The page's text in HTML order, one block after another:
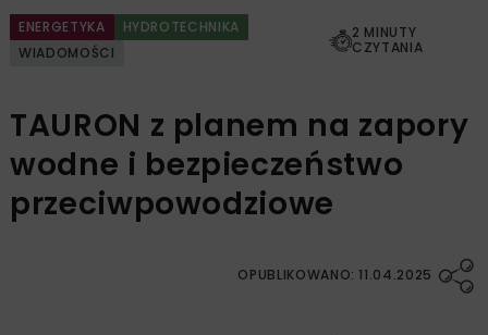
ENERGETYKA
HYDROTECHNIKA
WIADOMOŚCI
2 MINUTY
CZYTANIA
TAURON z planem na zapory
wodne i bezpieczeństwo
przeciwpowodziowe
OPUBLIKOWANO: 11.04.2025